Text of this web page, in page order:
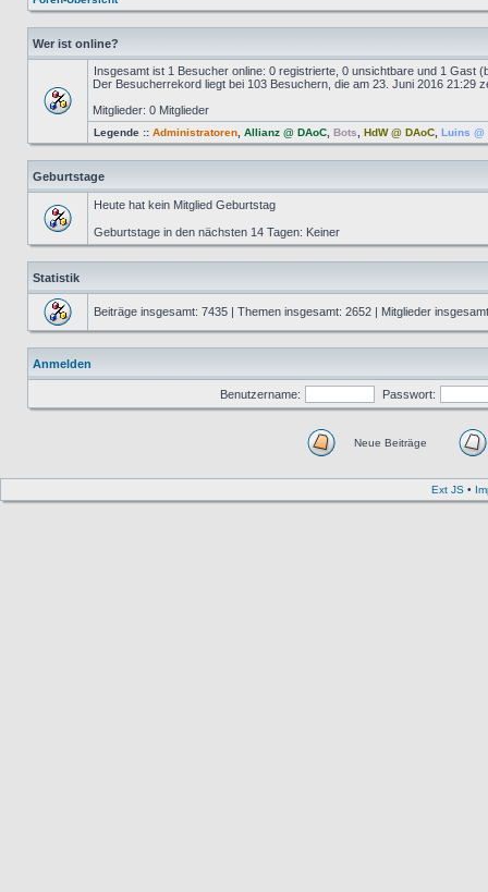
Wer ist online?
Insgesamt ist 1 Besucher online: 0 registrierte, 0 unsichtbare und 1 Gast
Der Besucherrekord liegt bei 103 Besuchern, die am 23. Juni 2016 21:29
Mitglieder: 0 Mitglieder
Legende :: Administratoren Allianz @ DAoC Bots HdW @ DAoC Luins @
Geburtstage
Heute hat kein Mitglied Geburtstag
Geburtstage in den nächsten 14 Tagen: Keiner
Statistik
Beiträge insgesamt: 7435 | Themen insgesamt: 2652 | Mitglieder
Anmelden
Benutzername: Passwort:
Neue Beiträge
Ext JS •